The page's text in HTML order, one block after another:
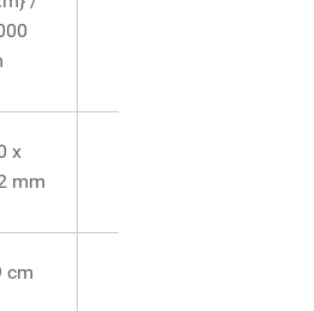
x
mm
cm